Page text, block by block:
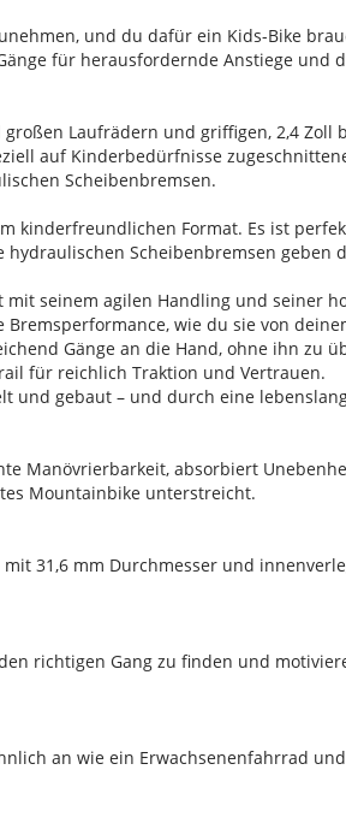
und du dafür ein Kids-Bike
für herausfordernde Anstiege und
Laufrädern und griffigen, 2,4
auf Kinderbedürfnisse
Scheibenbremsen.
kinderfreundlichen Format. Es ist
Scheibenbremsen
seinem agilen Handling und seiner
wie du sie von
Gänge an die Hand, ohne ihn zu
für reichlich Traktion und Vertrauen.
und gebaut – und durch eine
Manövrierbarkeit, absorbiert
Mountainbike unterstreicht.
31,6 mm Durchmesser und
richtigen Gang zu finden und
an wie ein Erwachsenenfahrrad